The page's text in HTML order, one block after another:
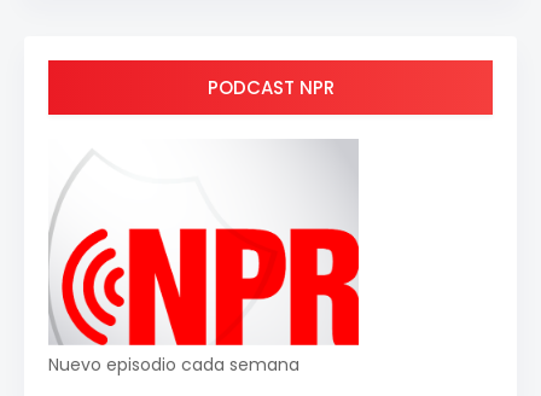
PODCAST NPR
Nuevo episodio cada semana